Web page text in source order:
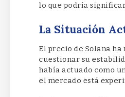
lo que podría
La Situación
El precio de Solana
cuestionar su
había actuado como
el mercado está